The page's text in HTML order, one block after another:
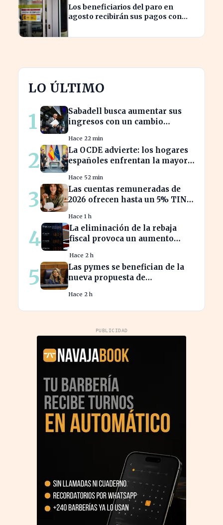
Los beneficiarios del paro en
agosto recibirán sus pagos con
LO ÚLTIMO
1
Sabadell busca aumentar sus
ingresos con un cambio
Hace 22 min
2
La OCDE advierte: los hogares
españoles enfrentan la mayor
Hace 52 min
3
Las cuentas remuneradas de
2026 ofrecen hasta un 5% TIN:
Hace 1 h
4
La eliminación de la rebaja
fiscal provoca un aumento
carburante este verano
Hace 2 h
5
Las pymes se benefician de la
nueva propuesta de
Hace 2 h
PUBLICIDAD